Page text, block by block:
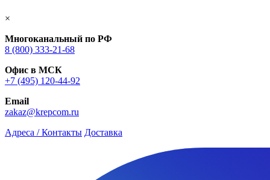
×
Многоканальный по РФ
8 (800) 333‑21-68
Офис в МСК
+7 (495) 120-44-92
Email
zakaz@krepcom.ru
Адреса / Контакты Доставка